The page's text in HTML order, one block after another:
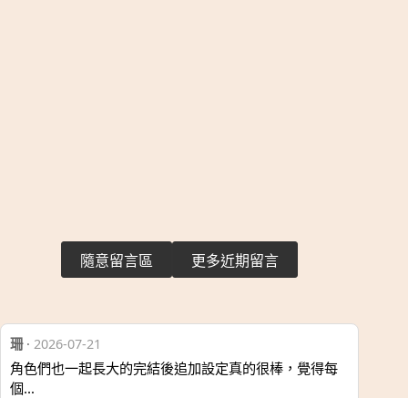
隨意留言區 更多近期留言
珊· 2026-07-21
角色們也一起長大的完結後追加設定真的很棒，覺得每
個…